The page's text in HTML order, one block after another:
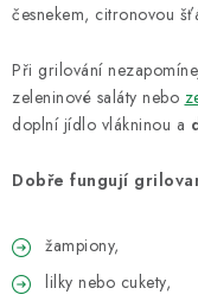
česnekem, citronovou
Při grilování
zeleninové saláty nebo
doplní jídlo vlákninou a
Dobře fungují
žampiony,
lilky nebo cukety,